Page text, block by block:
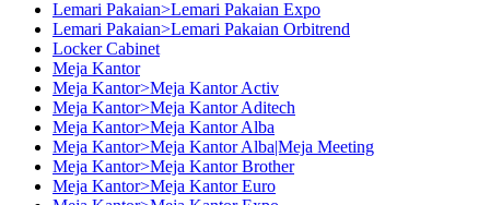
Lemari Pakaian>Lemari Pakaian Expo
Lemari Pakaian>Lemari Pakaian Orbitrend
Locker Cabinet
Meja Kantor
Meja Kantor>Meja Kantor Activ
Meja Kantor>Meja Kantor Aditech
Meja Kantor>Meja Kantor Alba
Meja Kantor>Meja Kantor Alba|Meja Meeting
Meja Kantor>Meja Kantor Brother
Meja Kantor>Meja Kantor Euro